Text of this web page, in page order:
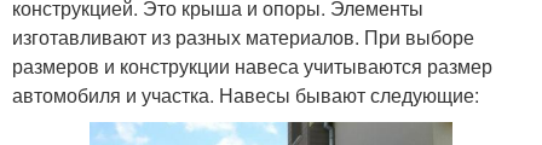
конструкцией. Это крыша и опоры. Элементы
изготавливают из разных материалов. При выборе
размеров и конструкции навеса учитываются размер
автомобиля и участка. Навесы бывают следующие: